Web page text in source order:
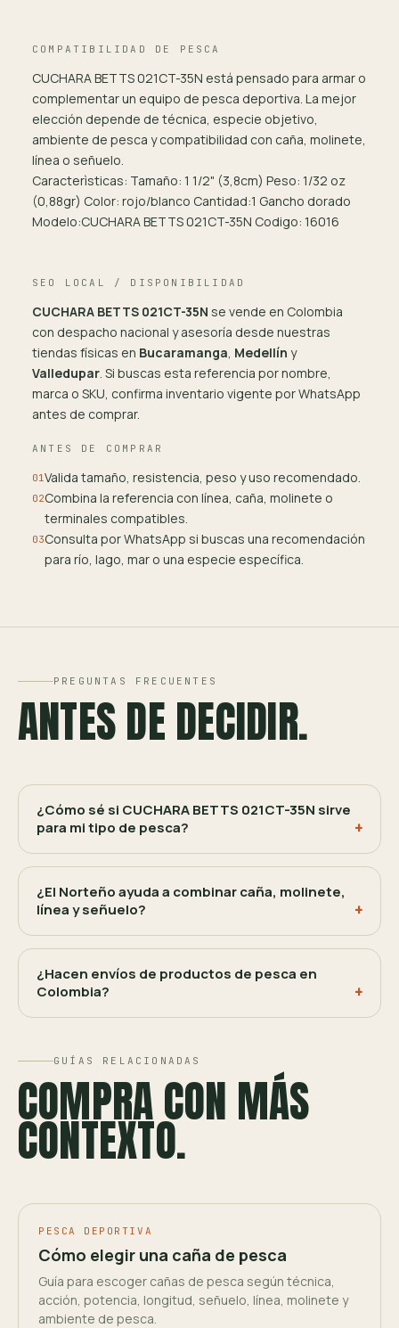
COMPATIBILIDAD DE PESCA
CUCHARA BETTS 021CT-35N está pensado para armar o
complementar un equipo de pesca deportiva. La mejor
elección depende de técnica, especie objetivo,
ambiente de pesca y compatibilidad con caña, molinete,
línea o señuelo.
Caracterìsticas: Tamaño: 1 1/2" (3,8cm) Peso: 1/32 oz
(0,88gr) Color: rojo/blanco Cantidad:1 Gancho dorado
Modelo:CUCHARA BETTS 021CT-35N Codigo: 16016
SEO LOCAL / DISPONIBILIDAD
CUCHARA BETTS 021CT-35N se vende en Colombia
con despacho nacional y asesoría desde nuestras
tiendas físicas en Bucaramanga, Medellín y
Valledupar. Si buscas esta referencia por nombre,
marca o SKU, confirma inventario vigente por WhatsApp
antes de comprar.
ANTES DE COMPRAR
01Valida tamaño, resistencia, peso y uso recomendado.
02Combina la referencia con línea, caña, molinete o
terminales compatibles.
03Consulta por WhatsApp si buscas una recomendación
para río, lago, mar o una especie específica.
PREGUNTAS FRECUENTES
ANTES DE DECIDIR.
¿Cómo sé si CUCHARA BETTS 021CT-35N sirve
para mi tipo de pesca?
¿El Norteño ayuda a combinar caña, molinete,
línea y señuelo?
¿Hacen envíos de productos de pesca en
Colombia?
GUÍAS RELACIONADAS
COMPRA CON MÁS
CONTEXTO.
PESCA DEPORTIVA
Cómo elegir una caña de pesca
Guía para escoger cañas de pesca según técnica,
acción, potencia, longitud, señuelo, línea, molinete y
ambiente de pesca.